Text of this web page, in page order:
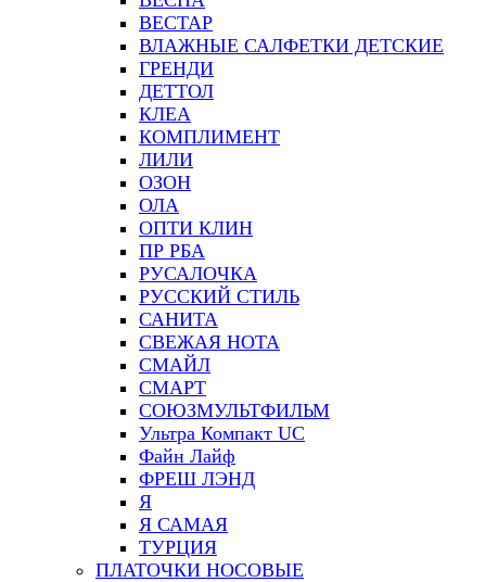
ВЕСТАР
ВЛАЖНЫЕ САЛФЕТКИ ДЕТСКИЕ
ГРЕНДИ
ДЕТТОЛ
КЛЕА
КОМПЛИМЕНТ
ЛИЛИ
ОЗОН
ОЛА
ОПТИ КЛИН
ПР РБА
РУСАЛОЧКА
РУССКИЙ СТИЛЬ
САНИТА
СВЕЖАЯ НОТА
СМАЙЛ
СМАРТ
СОЮЗМУЛЬТФИЛЬМ
Ультра Компакт UC
Файн Лайф
ФРЕШ ЛЭНД
Я
Я САМАЯ
ТУРЦИЯ
ПЛАТОЧКИ НОСОВЫЕ